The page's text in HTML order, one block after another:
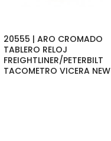
20555 | ARO CROMADO
TABLERO RELOJ
FREIGHTLINER/PETERBILT
TACOMETRO VICERA NEW